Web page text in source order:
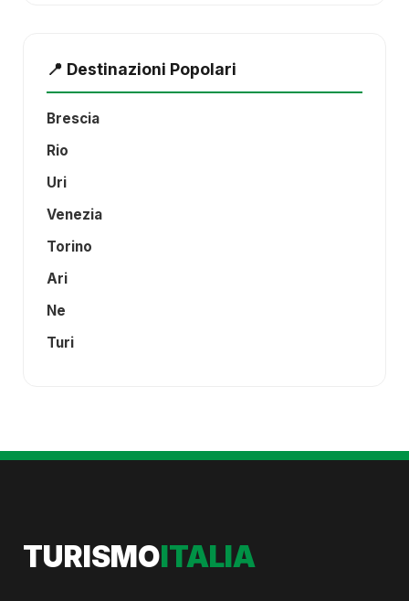
📍 Destinazioni Popolari
Brescia
Rio
Uri
Venezia
Torino
Ari
Ne
Turi
TURISMOITALIA